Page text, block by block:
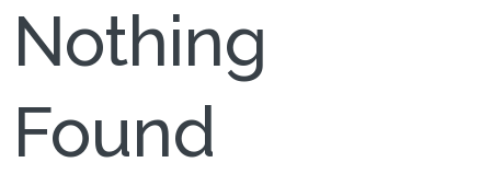
Nothing
Found